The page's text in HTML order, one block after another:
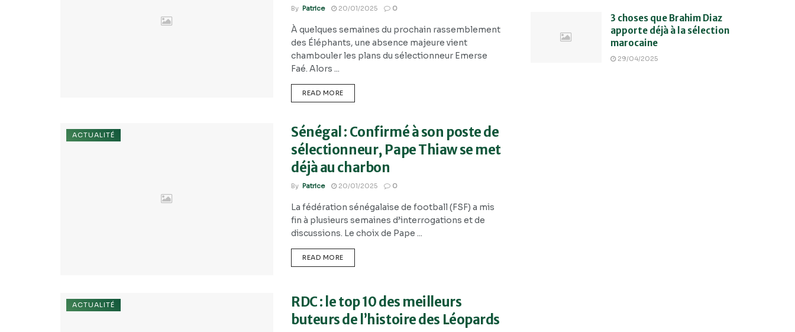
By Patrice 20/01/2025 0
À quelques semaines du prochain rassemblement
des Éléphants, une absence majeure vient
chambouler les plans du sélectionneur Emerse
Faé. Alors ...
READ MORE
ACTUALITÉ
Sénégal : Confirmé à son poste de
sélectionneur, Pape Thiaw se met
déjà au charbon
By Patrice 20/01/2025 0
La fédération sénégalaise de football (FSF) a mis
fin à plusieurs semaines d’interrogations et de
discussions. Le choix de Pape ...
READ MORE
ACTUALITÉ
RDC : le top 10 des meilleurs
buteurs de l’histoire des Léopards
3 choses que Brahim Diaz
apporte déjà à la sélection
marocaine
29/04/2025